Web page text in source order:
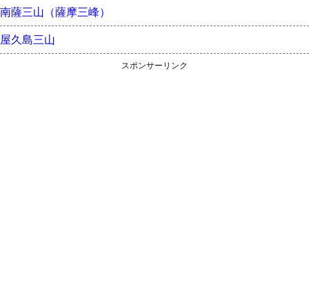
南薩三山（薩摩三峰）
屋久島三山
スポンサーリンク